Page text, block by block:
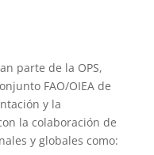
parte de la OPS,
FAO/OIEA de
y la
la colaboración de
y globales como: